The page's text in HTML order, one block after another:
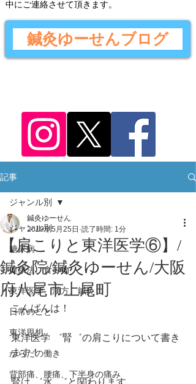
中にご連絡させて頂きます。
鍼灸ゆーせんブログ
記事
ジャンル別
糖尿病
健康法、食べ物
東洋医学、漢方、鍼灸
日常のこと
東洋思想
からだの働き
背部痛、腰痛、下半身の痛み
ジャンル別
【肩こりと東洋医学⑥】/
鍼灸院/鍼灸ゆーせん/大阪
府八尾市上尾町
鍼灸ゆーせん
2019年5月25日 読了時間: 1分
こんばんは！
東洋医学 ゛腎゛の肩こりについて書き
ます！
腎は ゛水  ゛と関わります